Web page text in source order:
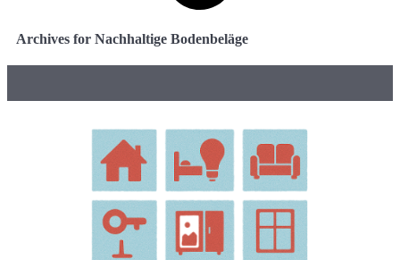
Archives for Nachhaltige Bodenbeläge